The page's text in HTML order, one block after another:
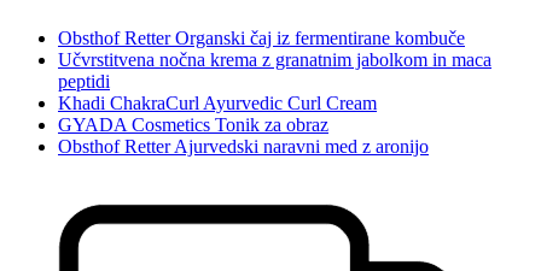
Obsthof Retter Organski čaj iz fermentirane kombuče
Učvrstitvena nočna krema z granatnim jabolkom in maca
peptidi
Khadi ChakraCurl Ayurvedic Curl Cream
GYADA Cosmetics Tonik za obraz
Obsthof Retter Ajurvedski naravni med z aronijo